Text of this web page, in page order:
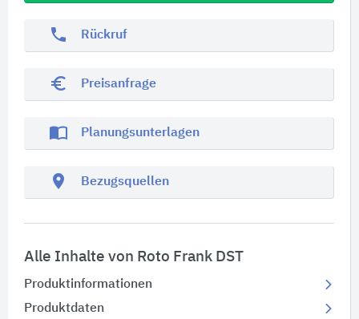
phone Rückruf
euro_symbol Preisanfrage
import_contacts Planungsunterlagen
location_on Bezugsquellen
Alle Inhalte von Roto Frank DST
Produktinformationen
Produktdaten